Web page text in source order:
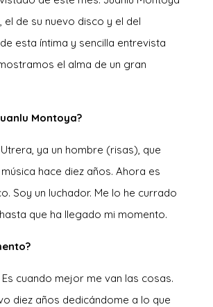
el de su nuevo disco y el del
esta íntima y sencilla entrevista
el alma de un gran
Montoya?
ya un hombre (risas), que
hace diez años. Ahora es
Soy un luchador. Me lo he currado
que ha llegado mi momento.
Es cuando mejor me van las cosas.
diez años dedicándome a lo que